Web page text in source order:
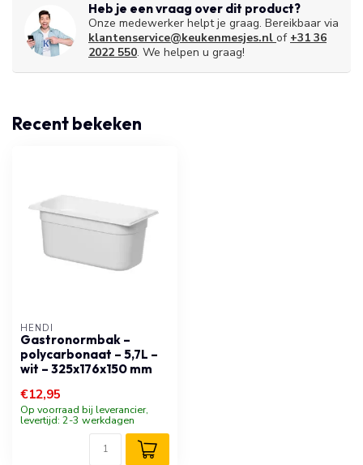
Heb je een vraag over dit product?
Onze medewerker helpt je graag. Bereikbaar via
klantenservice@keukenmesjes.nl of +31 36
2022 550. We helpen u graag!
Recent bekeken
HENDI
Gastronormbak –
polycarbonaat – 5,7L –
wit – 325x176x150 mm
€12,95
Op voorraad bij leverancier,
levertijd: 2-3 werkdagen